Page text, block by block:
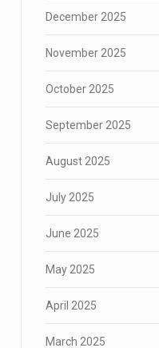
December 2025
November 2025
October 2025
September 2025
August 2025
July 2025
June 2025
May 2025
April 2025
March 2025